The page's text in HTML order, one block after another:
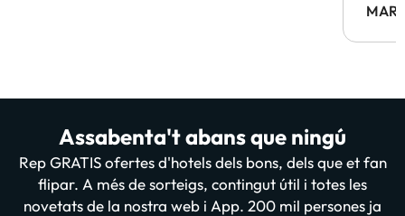
Assabenta't abans que ningú
Rep GRATIS ofertes d'hotels dels bons, dels que et fan
flipar. A més de sorteigs, contingut útil i totes les
novetats de la nostra web i App. 200 mil persones ja